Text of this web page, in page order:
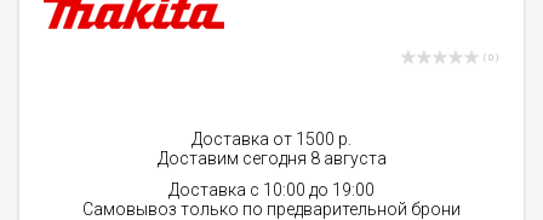
( 0 )
Доставка от 1500 р.
Доставим сегодня 8 августа
Доставка с 10:00 до 19:00
Самовывоз только по предварительной брони